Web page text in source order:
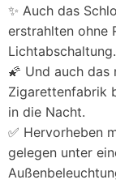
✨ Auch das
erstrahlten ohne
Lichtabschaltung.
🌠 Und auch das
Zigarettenfabrik
in die Nacht.
✅ Hervorheben
gelegen unter